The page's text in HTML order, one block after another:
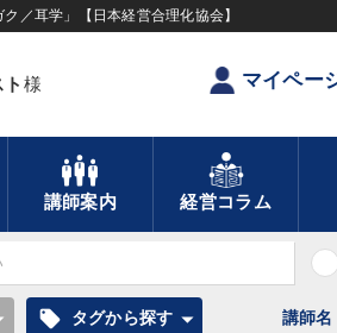
／耳学」【日本経営合理化協会】
様 マイペー
講師案内 経営コラム
local_offer タグから探す 講師名